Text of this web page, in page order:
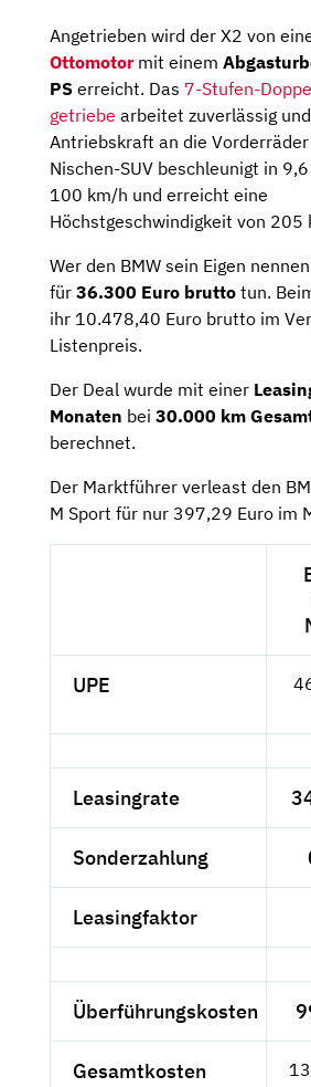
Angetrieben wird der X2 von
Ottomotormit einem
PS erreicht. Das 7-Stufen-
getriebe arbeitet zuverlässig
Antriebskraft an die
Nischen-SUV beschleunigt in
100 km/h und erreicht eine
Höchstgeschwindigkeit von 205
Wer den BMW sein Eigen
für 36.300 Euro brutto tun.
ihr 10.478,40 Euro brutto im
Listenpreis.
Der Deal wurde mit einer
Monaten bei 30.000 km
berechnet.
Der Marktführer verleast den
M Sport für nur 397,29 Euro im
UPE
Leasingrate
Sonderzahlung
Leasingfaktor
Überführungskosten
Gesamtkosten